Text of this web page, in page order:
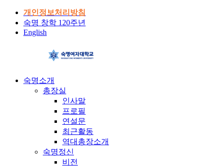
개인정보처리방침
숙명 창학 120주년
English
숙명소개
총장실
인사말
프로필
연설문
최근활동
역대총장소개
숙명정신
비전